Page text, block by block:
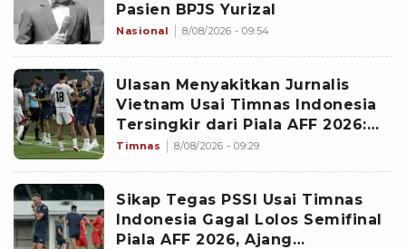
Pasien BPJS Yurizal
Nasional 8/08/2026 - 09:54
Ulasan Menyakitkan Jurnalis
Vietnam Usai Timnas Indonesia
Tersingkir dari Piala AFF 2026:
Memalukan!
Timnas 8/08/2026 - 09:29
Sikap Tegas PSSI Usai Timnas
Indonesia Gagal Lolos Semifinal
Piala AFF 2026, Ajang